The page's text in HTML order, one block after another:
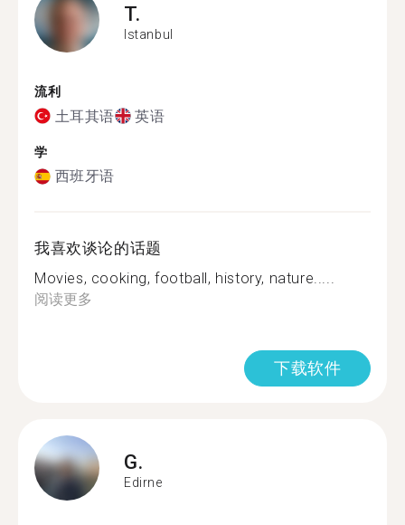
T.
Istanbul
流利
土耳其语 英语
学
西班牙语
我喜欢谈论的话题
Movies, cooking, football, history, nature.....
阅读更多
下载软件
G.
Edirne